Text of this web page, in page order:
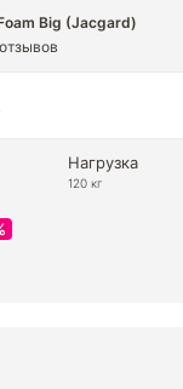
Big (Jacgard)
Нагрузка
120 кг